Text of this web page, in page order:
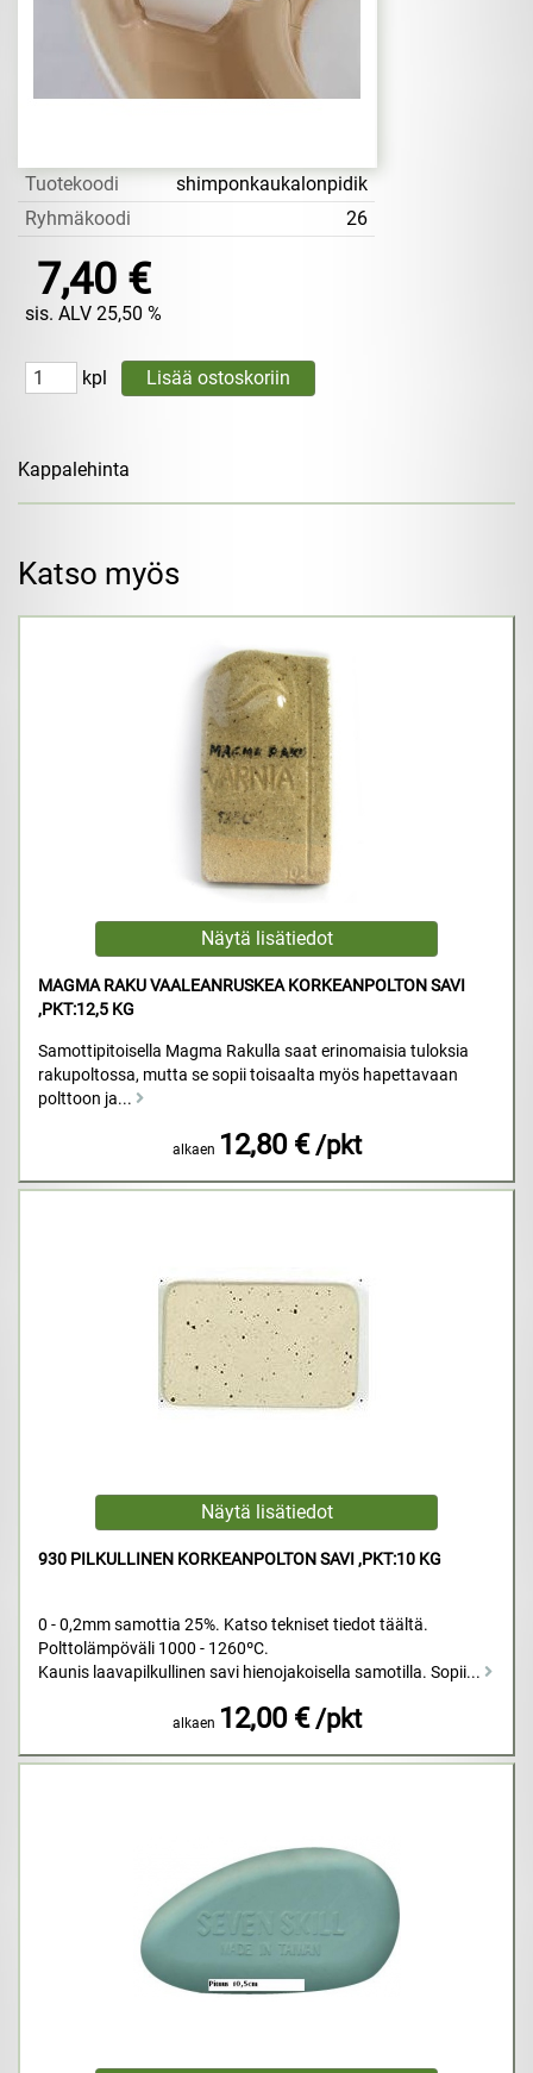
Tuotekoodi
shimponkaukalonpidik
Ryhmäkoodi
26
7,40 €
sis. ALV 25,50 %
kpl
Kappalehinta
Katso myös
MAGMA RAKU VAALEANRUSKEA KORKEANPOLTON SAVI
,PKT:12,5 KG
Samottipitoisella Magma Rakulla saat erinomaisia tuloksia
rakupoltossa, mutta se sopii toisaalta myös hapettavaan
polttoon ja...
alkaen 12,80 € /pkt
930 PILKULLINEN KORKEANPOLTON SAVI ,PKT:10 KG
0 - 0,2mm samottia 25%. Katso tekniset tiedot täältä.
Polttolämpöväli 1000 - 1260ºC.
Kaunis laavapilkullinen savi hienojakoisella samotilla. Sopii...
alkaen 12,00 € /pkt